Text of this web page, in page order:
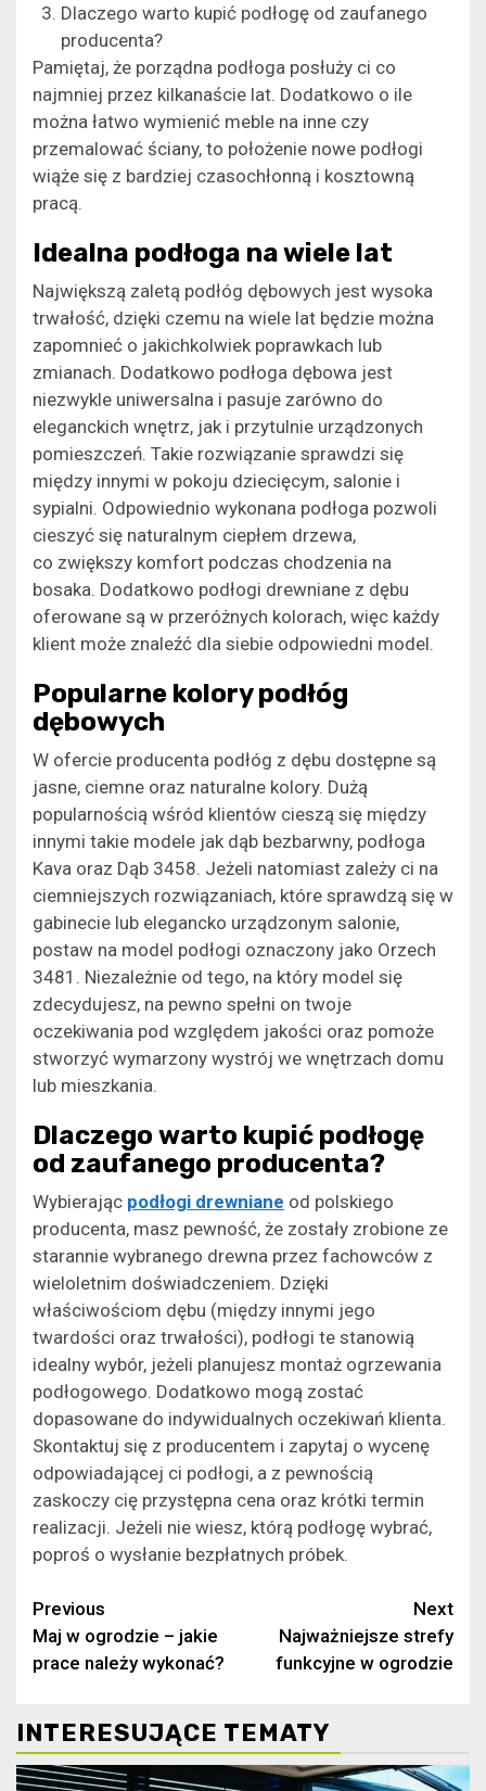
Dlaczego warto kupić podłogę od zaufanego
producenta?
Pamiętaj, że porządna podłoga posłuży ci co
najmniej przez kilkanaście lat. Dodatkowo o ile
można łatwo wymienić meble na inne czy
przemalować ściany, to położenie nowe podłogi
wiąże się z bardziej czasochłonną i kosztowną
pracą.
Idealna podłoga na wiele lat
Największą zaletą podłóg dębowych jest wysoka
trwałość, dzięki czemu na wiele lat będzie można
zapomnieć o jakichkolwiek poprawkach lub
zmianach. Dodatkowo podłoga dębowa jest
niezwykle uniwersalna i pasuje zarówno do
eleganckich wnętrz, jak i przytulnie urządzonych
pomieszczeń. Takie rozwiązanie sprawdzi się
między innymi w pokoju dziecięcym, salonie i
sypialni. Odpowiednio wykonana podłoga pozwoli
cieszyć się naturalnym ciepłem drzewa,
co zwiększy komfort podczas chodzenia na
bosaka. Dodatkowo podłogi drewniane z dębu
oferowane są w przeróżnych kolorach, więc każdy
klient może znaleźć dla siebie odpowiedni model.
Popularne kolory podłóg
dębowych
W ofercie producenta podłóg z dębu dostępne są
jasne, ciemne oraz naturalne kolory. Dużą
popularnością wśród klientów cieszą się między
innymi takie modele jak dąb bezbarwny, podłoga
Kava oraz Dąb 3458. Jeżeli natomiast zależy ci na
ciemniejszych rozwiązaniach, które sprawdzą się w
gabinecie lub elegancko urządzonym salonie,
postaw na model podłogi oznaczony jako Orzech
3481. Niezależnie od tego, na który model się
zdecydujesz, na pewno spełni on twoje
oczekiwania pod względem jakości oraz pomoże
stworzyć wymarzony wystrój we wnętrzach domu
lub mieszkania.
Dlaczego warto kupić podłogę
od zaufanego producenta?
Wybierając podłogi drewniane od polskiego
producenta, masz pewność, że zostały zrobione ze
starannie wybranego drewna przez fachowców z
wieloletnim doświadczeniem. Dzięki
właściwościom dębu (między innymi jego
twardości oraz trwałości), podłogi te stanowią
idealny wybór, jeżeli planujesz montaż ogrzewania
podłogowego. Dodatkowo mogą zostać
dopasowane do indywidualnych oczekiwań klienta.
Skontaktuj się z producentem i zapytaj o wycenę
odpowiadającej ci podłogi, a z pewnością
zaskoczy cię przystępna cena oraz krótki termin
realizacji. Jeżeli nie wiesz, którą podłogę wybrać,
poproś o wysłanie bezpłatnych próbek.
Continue
Reading
Previous
Maj w ogrodzie – jakie
prace należy wykonać?
Next
Najważniejsze strefy
funkcyjne w ogrodzie
INTERESUJĄCE TEMATY